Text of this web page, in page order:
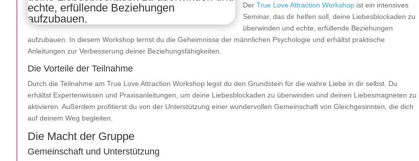
Der True Love Attraction Workshop ist ein intensives
Seminar, das dir helfen soll, deine Liebesblockaden zu
überwinden und echte, erfüllende Beziehungen
aufzubauen. In diesem Workshop lernst du die Geheimnisse der männlichen Psychologie und erhältst praktische
Anleitungen zur Verbesserung deiner Beziehungsfähigkeiten.
Die Vorteile der Teilnahme
Durch die Teilnahme am True Love Attraction Workshop legst du den Grundstein für die wahre Liebe in dir selbst. Du
erhältst Expertenwissen und Praxisanleitungen, um deine Liebesblockaden zu überwinden und deinen Liebesmagneten zu
aktivieren. Außerdem profitierst du von der Unterstützung einer wundervollen Gemeinschaft von Gleichgesinnten, die dich
auf deinem Weg begleiten.
Die Macht der Gruppe
Gemeinschaft und Unterstützung